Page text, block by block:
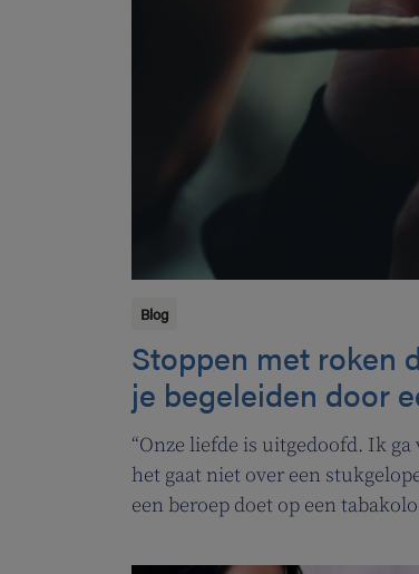
Blog
Stoppen met roken
je begeleiden door
“Onze liefde is uitgedoofd. Ik
het gaat niet over een
een beroep doet op een
rookstopbegeleiding door